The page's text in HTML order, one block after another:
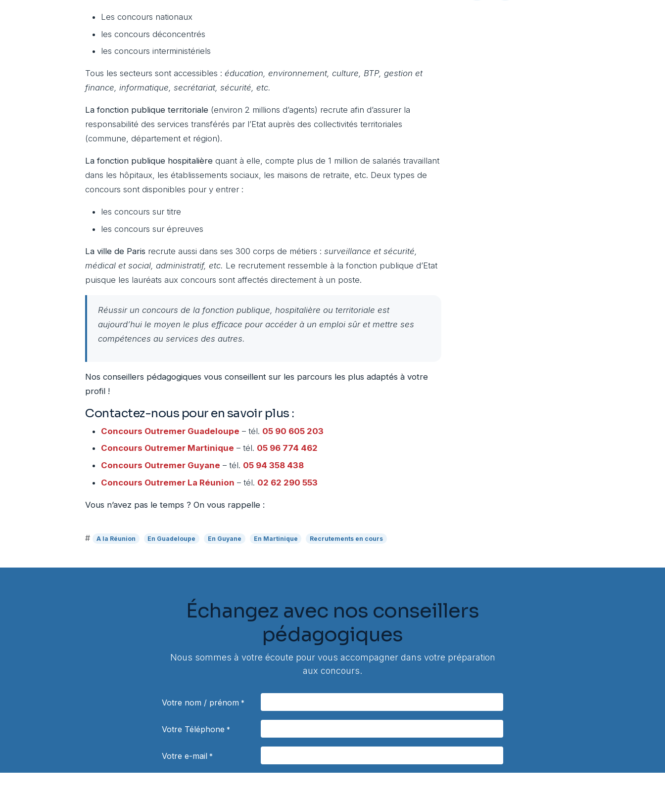
Les concours nationaux
les concours déconcentrés
les concours interministériels
Tous les secteurs sont accessibles : éducation, environnement, culture, BTP, gestion et
finance, informatique, secrétariat, sécurité, etc.
La fonction publique territoriale (environ 2 millions d’agents) recrute afin d’assurer la
responsabilité des services transférés par l’Etat auprès des collectivités territoriales
(commune, département et région).
La fonction publique hospitalière quant à elle, compte plus de 1 million de salariés travaillant
dans les hôpitaux, les établissements sociaux, les maisons de retraite, etc. Deux types de
concours sont disponibles pour y entrer :
les concours sur titre
les concours sur épreuves
La ville de Paris recrute aussi dans ses 300 corps de métiers : surveillance et sécurité,
médical et social, administratif, etc. Le recrutement ressemble à la fonction publique d’Etat
puisque les lauréats aux concours sont affectés directement à un poste.
Réussir un concours de la fonction publique, hospitalière ou territoriale est
aujourd’hui le moyen le plus efficace pour accéder à un emploi sûr et mettre ses
compétences au services des autres.
Nos conseillers pédagogiques vous conseillent sur les parcours les plus adaptés à votre
profil !
Contactez-nous pour en savoir plus :
Concours Outremer Guadeloupe – tél. 05 90 605 203
Concours Outremer Martinique – tél. 05 96 774 462
Concours Outremer Guyane – tél. 05 94 358 438
Concours Outremer La Réunion – tél. 02 62 290 553
Vous n’avez pas le temps ? On vous rappelle :
# A la Réunion En Guadeloupe En Guyane En Martinique Recrutements en cours
Échangez avec nos conseillers
pédagogiques
Nous sommes à votre écoute pour vous accompagner dans votre préparation
aux concours.
Votre nom / prénom *
Votre Téléphone *
Votre e-mail *